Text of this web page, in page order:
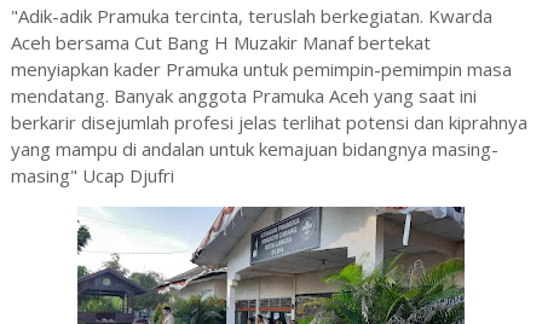
"Adik-adik Pramuka tercinta, teruslah berkegiatan. Kwarda
Aceh bersama Cut Bang H Muzakir Manaf bertekat
menyiapkan kader Pramuka untuk pemimpin-pemimpin masa
mendatang. Banyak anggota Pramuka Aceh yang saat ini
berkarir disejumlah profesi jelas terlihat potensi dan kiprahnya
yang mampu di andalan untuk kemajuan bidangnya masing-
masing" Ucap Djufri